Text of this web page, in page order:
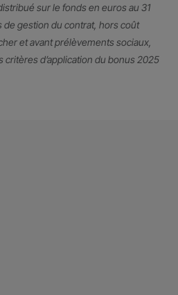
sur le fonds en euros au 31
gestion du contrat, hors coût
et avant prélèvements sociaux,
d’application du bonus 2025